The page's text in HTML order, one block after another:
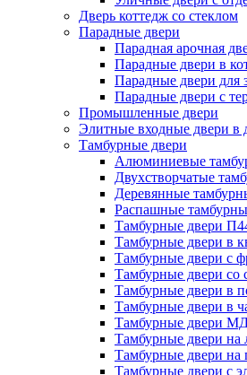
Дверь коттедж со стеклом
Парадные двери
Парадная арочная
Парадные двери в
Парадные двери для
Парадные двери с
Промышленные двери
Элитные входные двери в
Тамбурные двери
Алюминиевые
Двухстворчатые
Деревянные
Распашные
Тамбурные двери
Тамбурные двери в
Тамбурные двери с
Тамбурные двери со
Тамбурные двери в
Тамбурные двери в
Тамбурные двери
Тамбурные двери на
Тамбурные двери на
Тамбурные двери с